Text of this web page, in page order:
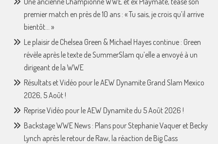
premier match en près de 10 ans : « Tu sais, je crois qu’il arrive
bientôt… »
Le plaisir de Chelsea Green & Michael Hayes continue : Green
révèle après le texte de SummerSlam qu’elle a envoyé à un
dirigeant de la WWE
Résultats et Vidéo pour le AEW Dynamite Grand Slam Mexico
2026, 5 Août !
Reprise Vidéo pour le AEW Dynamite du 5 Août 2026 !
Backstage WWE News : Plans pour Stephanie Vaquer et Becky
Lynch après le retour de Raw, la réaction de Big Cass